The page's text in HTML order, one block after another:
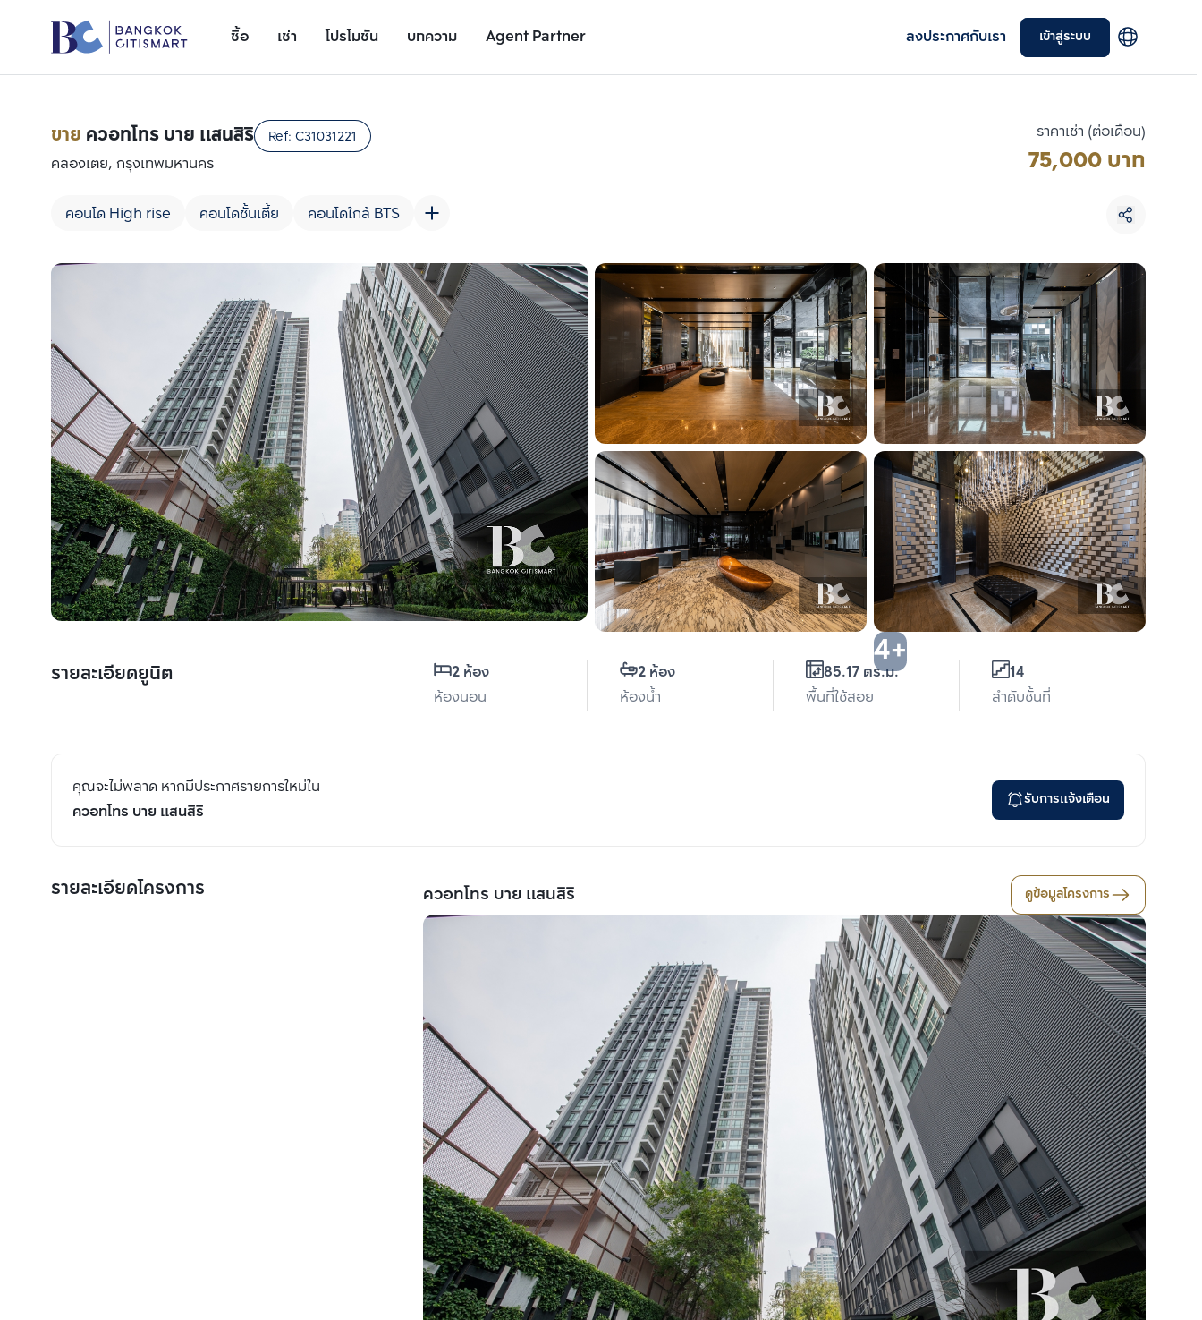
ซื้อ เช่า โปรโมชัน บทความ Agent Partner ลงประกาศกับเรา เข้าสู่ระบบ
รายละเอียดยูนิต
ขาย ควอทโทร บาย แสนสิริ Ref: C31031221
คลองเตย, กรุงเทพมหานคร
คอนโด High rise คอนโดชั้นเตี้ย คอนโดใกล้ BTS
ราคาเช่า (ต่อเดือน)
75,000 บาท
4+
รายละเอียดยูนิต
2 ห้อง
ห้องนอน
2 ห้อง
ห้องน้ำ
85.17 ตร.ม.
พื้นที่ใช้สอย
14
ลำดับชั้นที่
คุณจะไม่พลาด หากมีประกาศรายการใหม่ใน
ควอทโทร บาย แสนสิริ
รับการแจ้งเตือน
รายละเอียดโครงการ ควอทโทร บาย แสนสิริ ดูข้อมูลโครงการ
เพิ่มยูนิตเปรียบเทียบ
รายการที่ 1
เพิ่มยูนิตเปรียบเทียบ
รายการที่ 2
เพิ่มยูนิตเปรียบเทียบ
รายการที่ 3
เลือกยูนิตเพื่อเปรียบเทียบ
เลือกได้สูงสุด 3 รายการ
เปรียบเทียบ
ลบทั้งหมด